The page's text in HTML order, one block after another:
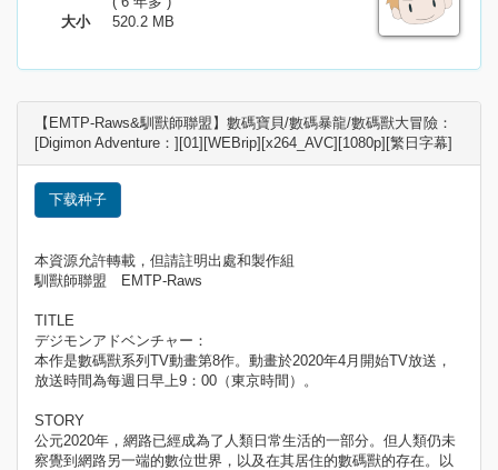
大小
520.2 MB
【EMTP-Raws&馴獸師聯盟】數碼寶貝/數碼暴龍/數碼獸大冒險：
[Digimon Adventure：][01][WEBrip][x264_AVC][1080p][繁日字幕]
下载种子
本資源允許轉載，但請註明出處和製作組
馴獸師聯盟 EMTP-Raws
TITLE
デジモンアドベンチャー：
本作是數碼獸系列TV動畫第8作。動畫於2020年4月開始TV放送，
放送時間為每週日早上9：00（東京時間）。
STORY
公元2020年，網路已經成為了人類日常生活的一部分。但人類仍未
察覺到網路另一端的數位世界，以及在其居住的數碼獸的存在。以